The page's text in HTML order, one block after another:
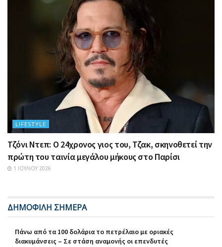
LIFESTYLE
Τζόνι Ντεπ: Ο 24χρονος γιος του, Τζακ, σκηνοθετεί την
πρώτη του ταινία μεγάλου μήκους στο Παρίσι
1 ΙΟΥΛΊΟΥ 2026
ΔΗΜΟΦΙΛΗ ΣΗΜΕΡΑ
Πάνω από τα 100 δολάρια το πετρέλαιο με οριακές
διακυμάνσεις – Σε στάση αναμονής οι επενδυτές